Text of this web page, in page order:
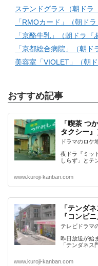
ステンドグラス（朝ドラ
「RMOカード」（朝ドラ
「京酪牛乳」（朝ドラ『
「京都総合病院」（朝ド
美容室「VIOLET」（朝
おすすめ記事
「喫茶 つ
タクシー』
ドラマのロケ
夜ドラ『ミッ
しらず」とテ
www.kuroji-kanban.com
「テンダ
『コンビニ
テレビドラマ
昨日放送が始
「テンダネス
www.kuroji-kanban.com